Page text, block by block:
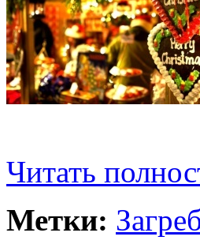
Читать
Метки: